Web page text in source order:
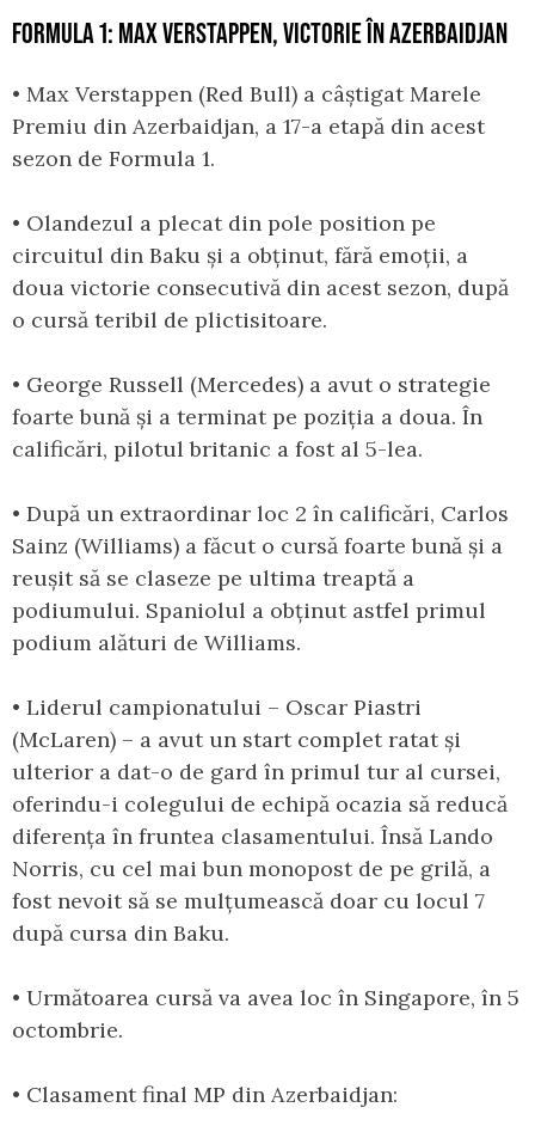
FORMULA 1: MAX VERSTAPPEN, VICTORIE ÎN AZERBAIDJAN
• Max Verstappen (Red Bull) a câștigat Marele
Premiu din Azerbaidjan, a 17-a etapă din acest
sezon de Formula 1.
• Olandezul a plecat din pole position pe
circuitul din Baku și a obținut, fără emoții, a
doua victorie consecutivă din acest sezon, după
o cursă teribil de plictisitoare.
• George Russell (Mercedes) a avut o strategie
foarte bună și a terminat pe poziția a doua. În
calificări, pilotul britanic a fost al 5-lea.
• După un extraordinar loc 2 în calificări, Carlos
Sainz (Williams) a făcut o cursă foarte bună și a
reușit să se claseze pe ultima treaptă a
podiumului. Spaniolul a obținut astfel primul
podium alături de Williams.
• Liderul campionatului – Oscar Piastri
(McLaren) – a avut un start complet ratat și
ulterior a dat-o de gard în primul tur al cursei,
oferindu-i colegului de echipă ocazia să reducă
diferența în fruntea clasamentului. Însă Lando
Norris, cu cel mai bun monopost de pe grilă, a
fost nevoit să se mulțumească doar cu locul 7
după cursa din Baku.
• Următoarea cursă va avea loc în Singapore, în 5
octombrie.
• Clasament final MP din Azerbaidjan: